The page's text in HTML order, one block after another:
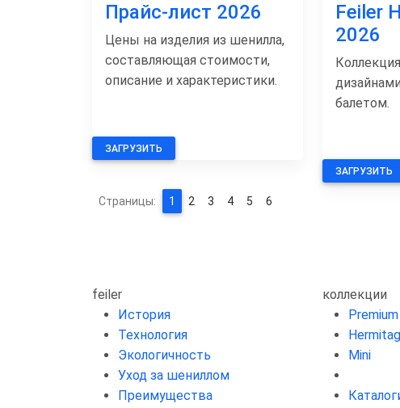
Прайс-лист 2026
Цены на изделия из шенилла,
составляющая стоимости,
описание и характеристики.
ЗАГРУЗИТЬ
Feiler
2026
балетом.
ЗАГРУЗИТЬ
Страницы: 1 2 3 4 5 6
feiler
История
Технология
Экологичность
Уход за шениллом
Преимущества
коллекции
Premium
Mini